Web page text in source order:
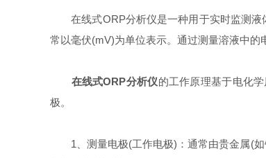
在线式ORP分析仪是一种用于实时监测液
常以毫伏(mV)为单位表示。通过测量溶液中的
在线式ORP分析仪的工作原理基于电化
极。
1、测量电极(工作电极)：通常由贵金属(如